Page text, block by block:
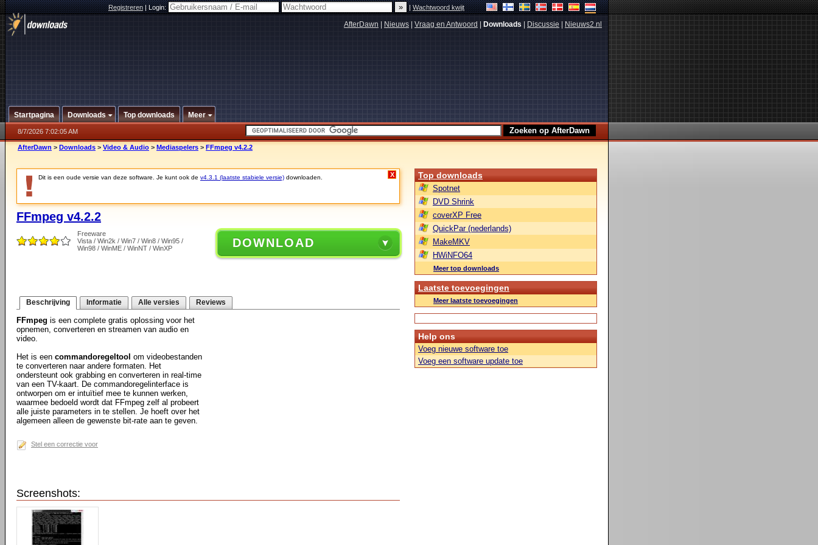
Registreren|Login: |Wachtwoord kwijt
AfterDawn Nieuws Vraag en Antwoord Downloads Discussie Nieuws2.nl
Startpagina Downloads Top downloads Meer
8/7/2026 7:02:05 AM
AfterDawn > Downloads > Video & Audio > Mediaspelers > FFmpeg v4.2.2
Dit is een oude versie van deze software. Je kunt ook de v4.3.1 (laatste stabiele versie) downloaden. X
FFmpeg v4.2.2
Freeware
Vista / Win2k / Win7 / Win8 / Win95 /
Win98 / WinME / WinNT / WinXP
DOWNLOAD
Beschrijving Informatie Alle versies Reviews
FFmpeg is een complete gratis oplossing voor het
opnemen, converteren en streamen van audio en
video.
Het is een commandoregeltool om videobestanden
te converteren naar andere formaten. Het
ondersteunt ook grabbing en converteren in real-time
van een TV-kaart. De commandoregelinterface is
ontworpen om er intuïtief mee te kunnen werken,
waarmee bedoeld wordt dat FFmpeg zelf al probeert
alle juiste parameters in te stellen. Je hoeft over het
algemeen alleen de gewenste bit-rate aan te geven.
Stel een correctie voor
Screenshots:
Top downloads
Spotnet
DVD Shrink
coverXP Free
QuickPar (nederlands)
MakeMKV
HWiNFO64
Meer top downloads
Laatste toevoegingen
Meer laatste toevoegingen
Help ons
Voeg nieuwe software toe
Voeg een software update toe